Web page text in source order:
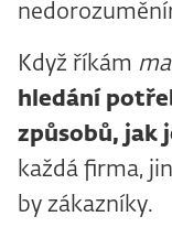
Když říkám
hledání
způsobů, jak
každá firma,
by zákazníky.